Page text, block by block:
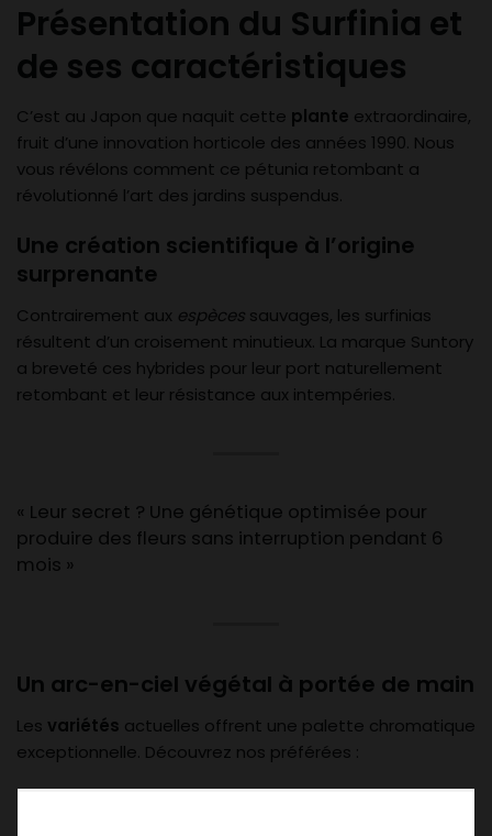
Présentation du Surfinia et
de ses caractéristiques
C’est au Japon que naquit cette plante extraordinaire,
fruit d’une innovation horticole des années 1990. Nous
vous révélons comment ce pétunia retombant a
révolutionné l’art des jardins suspendus.
Une création scientifique à l’origine
surprenante
Contrairement aux espèces sauvages, les surfinias
résultent d’un croisement minutieux. La marque Suntory
a breveté ces hybrides pour leur port naturellement
retombant et leur résistance aux intempéries.
« Leur secret ? Une génétique optimisée pour
produire des fleurs sans interruption pendant 6
mois »
Un arc-en-ciel végétal à portée de main
Les variétés actuelles offrent une palette chromatique
exceptionnelle. Découvrez nos préférées :